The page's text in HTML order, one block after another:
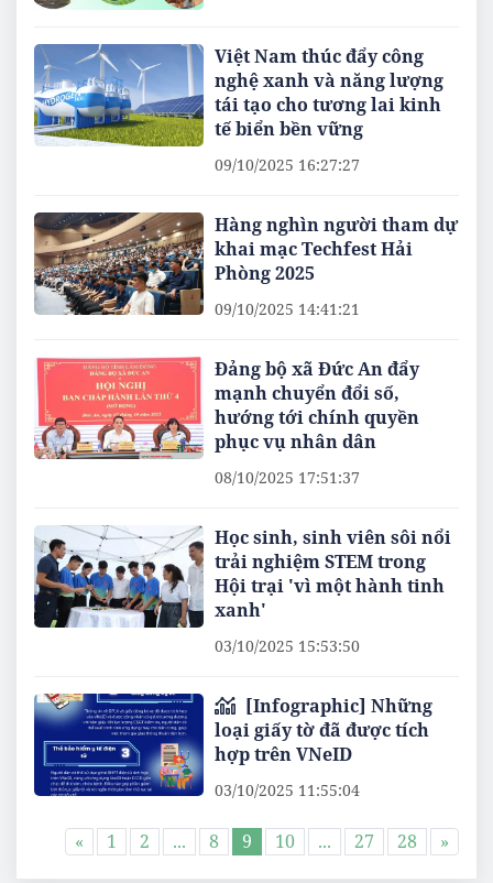
Việt Nam thúc đẩy công
nghệ xanh và năng lượng
tái tạo cho tương lai kinh
tế biển bền vững
09/10/2025 16:27:27
Hàng nghìn người tham dự
khai mạc Techfest Hải
Phòng 2025
09/10/2025 14:41:21
Đảng bộ xã Đức An đẩy
mạnh chuyển đổi số,
hướng tới chính quyền
phục vụ nhân dân
08/10/2025 17:51:37
Học sinh, sinh viên sôi nổi
trải nghiệm STEM trong
Hội trại 'vì một hành tinh
xanh'
03/10/2025 15:53:50
[Infographic] Những
loại giấy tờ đã được tích
hợp trên VNeID
03/10/2025 11:55:04
« 1 2 ... 8 9 10 ... 27 28 »